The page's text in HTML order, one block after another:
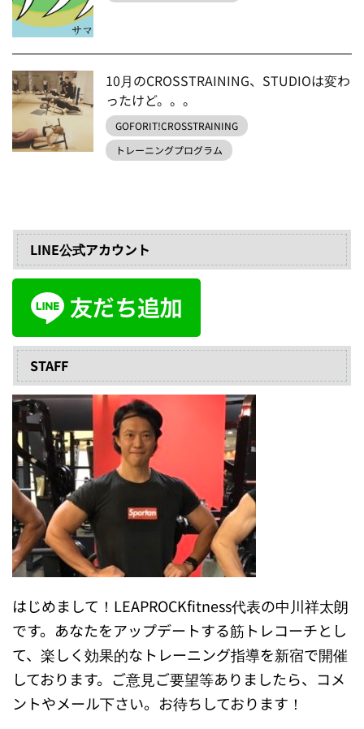
10月のCROSSTRAINING、STUDIOは変わ
ったけど。。。
GOFORIT!CROSSTRAINING
トレーニングプログラム
LINE公式アカウント
STAFF
はじめまして！LEAPROCKfitness代表の中川祥太朗
です。あなたをアップデートする筋トレコーチとし
て、楽しく効果的なトレーニング指導を新宿で開催
しております。ご意見ご要望等ありましたら、コメ
ントやメール下さい。お待ちしております！